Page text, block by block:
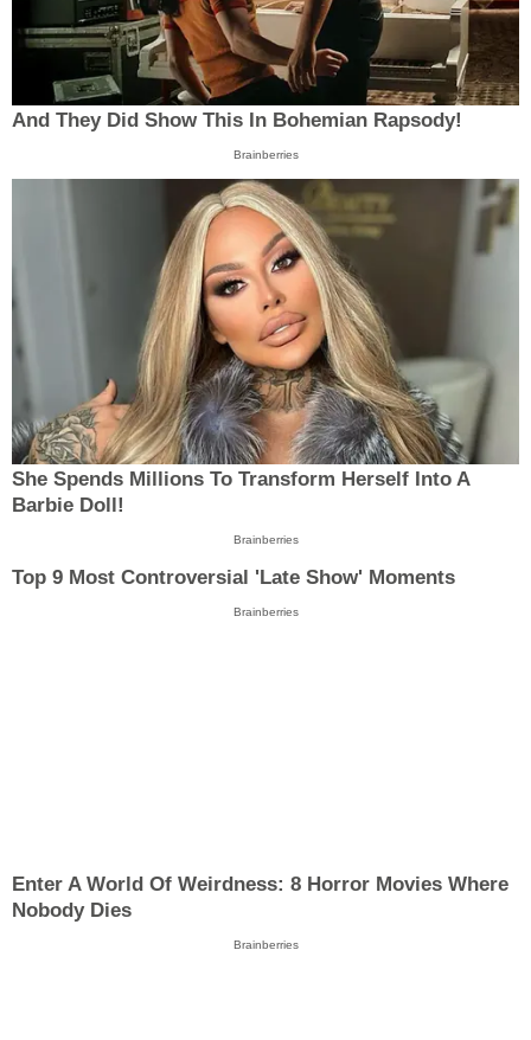
And They Did Show This In Bohemian Rapsody!
Brainberries
She Spends Millions To Transform Herself Into A
Barbie Doll!
Brainberries
Top 9 Most Controversial 'Late Show' Moments
Brainberries
Enter A World Of Weirdness: 8 Horror Movies Where
Nobody Dies
Brainberries